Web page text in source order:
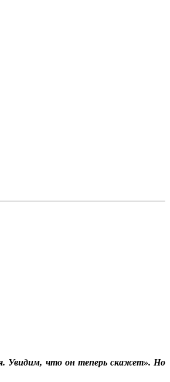
Увидим, что он теперь скажет». Но